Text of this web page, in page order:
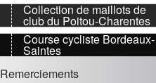
Collection de maillots de
club du Poitou-Charentes
Course cycliste Bordeaux-
Saintes
Remerciements